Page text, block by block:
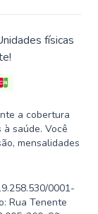
físicas
a cobertura
saúde. Você
mensalidades
0001-
Rua Tenente